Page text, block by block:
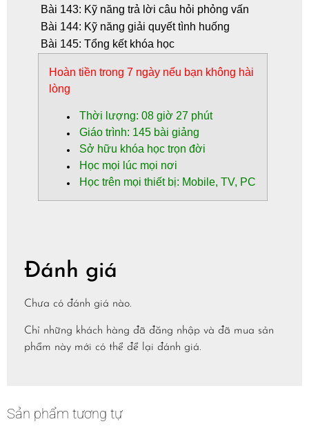
Bài 143: Kỹ năng trả lời câu hỏi phỏng vấn
Bài 144: Kỹ năng giải quyết tình huống
Bài 145: Tổng kết khóa học
Hoàn tiền trong 7 ngày nếu bạn không hài
lòng
Thời lượng: 08 giờ 27 phút
Giáo trình: 145 bài giảng
Sở hữu khóa học trọn đời
Học mọi lúc mọi nơi
Học trên mọi thiết bị: Mobile, TV, PC
Đánh giá
Chưa có đánh giá nào.
Chỉ những khách hàng đã đăng nhập và đã mua sản
phẩm này mới có thể để lại đánh giá.
Sản phẩm tương tự